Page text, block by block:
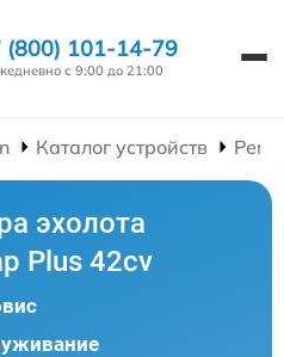
(800) 101-14-79
с 9:00 до 21:00
Каталог устройств
эхолота
Plus 42cv